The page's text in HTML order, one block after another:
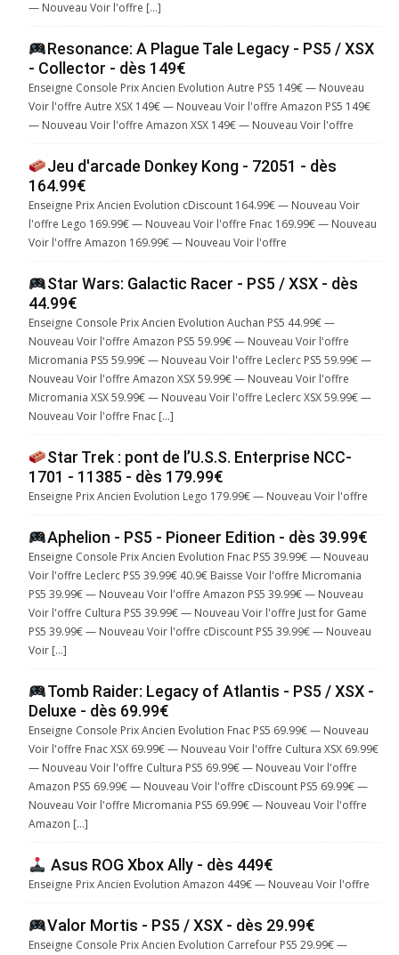
— Nouveau Voir l'offre […]
Resonance: A Plague Tale Legacy - PS5 / XSX
- Collector - dès 149€
Enseigne Console Prix Ancien Evolution Autre PS5 149€ — Nouveau
Voir l'offre Autre XSX 149€ — Nouveau Voir l'offre Amazon PS5 149€
— Nouveau Voir l'offre Amazon XSX 149€ — Nouveau Voir l'offre
Jeu d'arcade Donkey Kong - 72051 - dès
164.99€
Enseigne Prix Ancien Evolution cDiscount 164.99€ — Nouveau Voir
l'offre Lego 169.99€ — Nouveau Voir l'offre Fnac 169.99€ — Nouveau
Voir l'offre Amazon 169.99€ — Nouveau Voir l'offre
Star Wars: Galactic Racer - PS5 / XSX - dès
44.99€
Enseigne Console Prix Ancien Evolution Auchan PS5 44.99€ —
Nouveau Voir l'offre Amazon PS5 59.99€ — Nouveau Voir l'offre
Micromania PS5 59.99€ — Nouveau Voir l'offre Leclerc PS5 59.99€ —
Nouveau Voir l'offre Amazon XSX 59.99€ — Nouveau Voir l'offre
Micromania XSX 59.99€ — Nouveau Voir l'offre Leclerc XSX 59.99€ —
Nouveau Voir l'offre Fnac […]
Star Trek : pont de l’U.S.S. Enterprise NCC-
1701 - 11385 - dès 179.99€
Enseigne Prix Ancien Evolution Lego 179.99€ — Nouveau Voir l'offre
Aphelion - PS5 - Pioneer Edition - dès 39.99€
Enseigne Console Prix Ancien Evolution Fnac PS5 39.99€ — Nouveau
Voir l'offre Leclerc PS5 39.99€ 40.9€ Baisse Voir l'offre Micromania
PS5 39.99€ — Nouveau Voir l'offre Amazon PS5 39.99€ — Nouveau
Voir l'offre Cultura PS5 39.99€ — Nouveau Voir l'offre Just for Game
PS5 39.99€ — Nouveau Voir l'offre cDiscount PS5 39.99€ — Nouveau
Voir […]
Tomb Raider: Legacy of Atlantis - PS5 / XSX -
Deluxe - dès 69.99€
Enseigne Console Prix Ancien Evolution Fnac PS5 69.99€ — Nouveau
Voir l'offre Fnac XSX 69.99€ — Nouveau Voir l'offre Cultura XSX 69.99€
— Nouveau Voir l'offre Cultura PS5 69.99€ — Nouveau Voir l'offre
Amazon PS5 69.99€ — Nouveau Voir l'offre cDiscount PS5 69.99€ —
Nouveau Voir l'offre Micromania PS5 69.99€ — Nouveau Voir l'offre
Amazon […]
Asus ROG Xbox Ally - dès 449€
Enseigne Prix Ancien Evolution Amazon 449€ — Nouveau Voir l'offre
Valor Mortis - PS5 / XSX - dès 29.99€
Enseigne Console Prix Ancien Evolution Carrefour PS5 29.99€ —